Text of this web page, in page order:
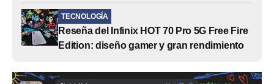
TECNOLOGÍA
Reseña del Infinix HOT 70 Pro 5G Free Fire
Edition: diseño gamer y gran rendimiento